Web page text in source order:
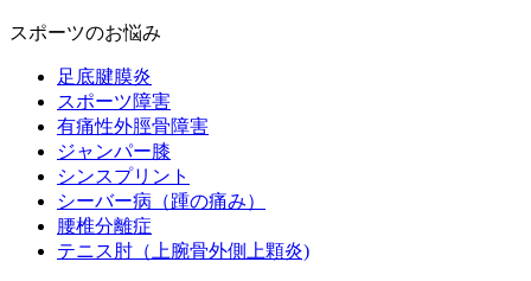
スポーツのお悩み
足底腱膜炎
スポーツ障害
有痛性外脛骨障害
ジャンパー膝
シンスプリント
シーバー病（踵の痛み）
腰椎分離症
テニス肘（上腕骨外側上顆炎)